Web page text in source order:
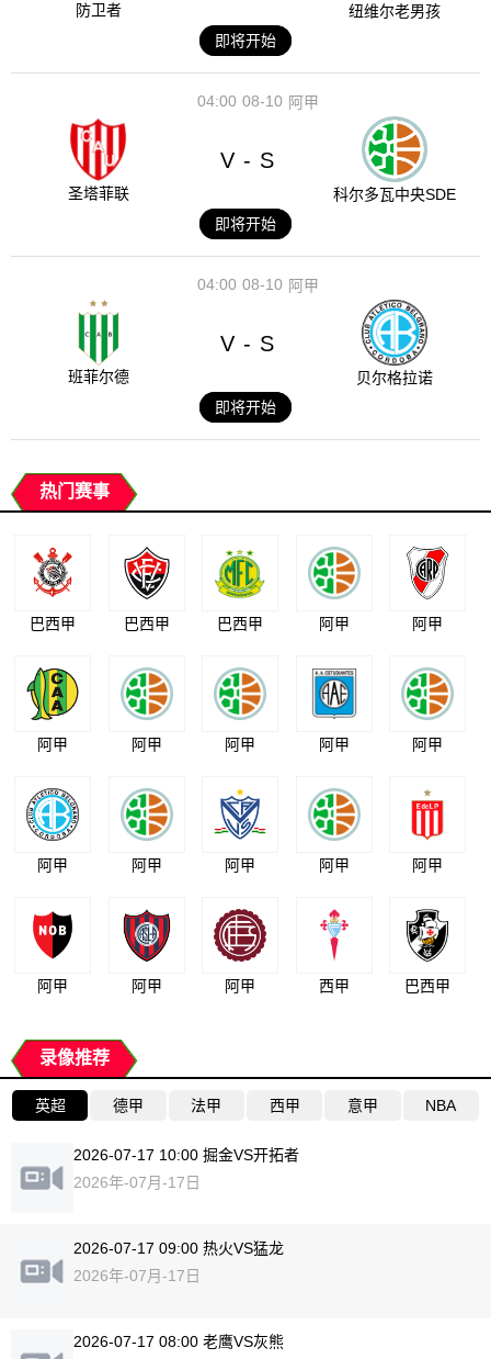
防卫者
纽维尔老男孩
即将开始
08-10
04:00 阿甲
圣塔菲联
V - S
科尔多瓦中央SDE
即将开始
08-10
04:00 阿甲
班菲尔德
V - S
贝尔格拉诺
即将开始
热门赛事
巴西甲 巴西甲 巴西甲 阿甲 阿甲
阿甲 阿甲 阿甲 阿甲 阿甲
阿甲 阿甲 阿甲 阿甲 阿甲
阿甲 阿甲 阿甲 西甲 巴西甲
录像推荐
英超 德甲 法甲 西甲 意甲 NBA
2026-07-17 10:00 掘金VS开拓者
2026年-07月-17日
2026-07-17 09:00 热火VS猛龙
2026年-07月-17日
2026-07-17 08:00 老鹰VS灰熊